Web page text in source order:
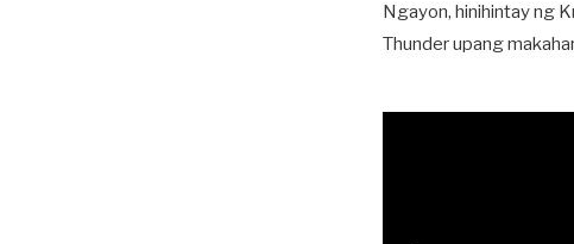
Ngayon, hinihintay ng
Thunder upang